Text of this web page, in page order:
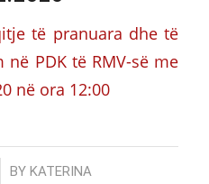
të pranuara dhe të
PDK të RMV-së me
në ora 12:00
BY KATERINA